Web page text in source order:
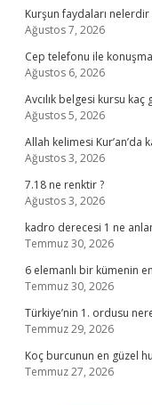
Kurşun faydaları nelerdir
Ağustos 7, 2026
Cep telefonu ile
Ağustos 6, 2026
Avcılık belgesi kursu kaç
Ağustos 5, 2026
Allah kelimesi Kur’an’da
Ağustos 3, 2026
7.18 ne renktir ?
Ağustos 3, 2026
kadro derecesi 1 ne
Temmuz 30, 2026
6 elemanlı bir kümenin
Temmuz 30, 2026
Türkiye’nin 1. ordusu
Temmuz 29, 2026
Koç burcunun en güzel
Temmuz 27, 2026